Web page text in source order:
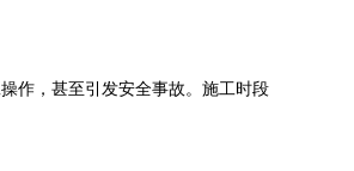
作，甚至引发安全事故。施工时段